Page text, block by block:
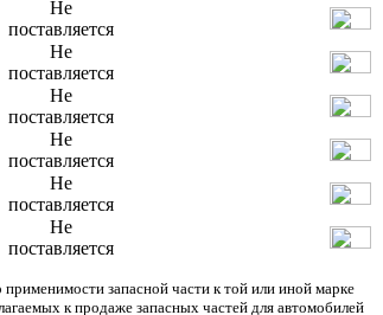
Не
поставляется
Не
поставляется
Не
поставляется
Не
поставляется
Не
поставляется
Не
поставляется
запасной части к той или иной марке
к продаже запасных частей для автомобилей